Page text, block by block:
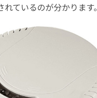
ているのが分かります。